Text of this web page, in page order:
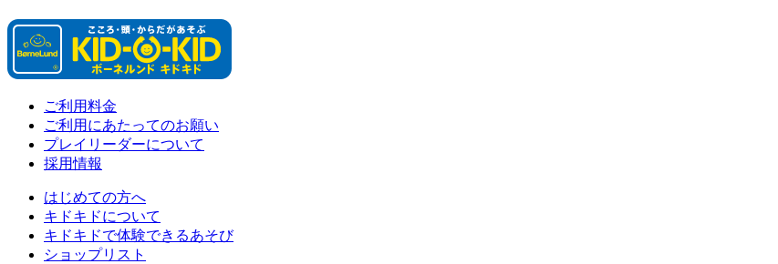
ご利用料金
ご利用にあたってのお願い
プレイリーダーについて
採用情報
はじめての方へ
キドキドについて
キドキドで体験できるあそび
ショップリスト